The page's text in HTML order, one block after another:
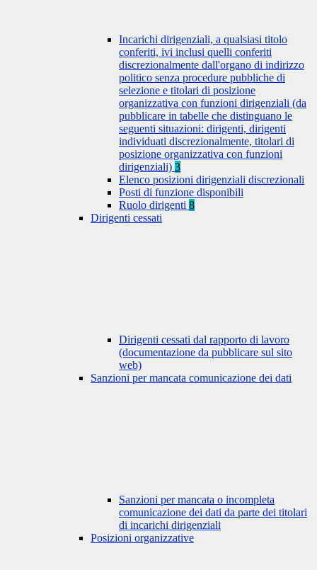
Incarichi dirigenziali, a qualsiasi titolo
conferiti, ivi inclusi quelli conferiti
discrezionalmente dall'organo di indirizzo
politico senza procedure pubbliche di
selezione e titolari di posizione
organizzativa con funzioni dirigenziali (da
pubblicare in tabelle che distinguano le
seguenti situazioni: dirigenti, dirigenti
individuati discrezionalmente, titolari di
posizione organizzativa con funzioni
dirigenziali) 3
Elenco posizioni dirigenziali discrezionali
Posti di funzione disponibili
Ruolo dirigenti 8
Dirigenti cessati
Dirigenti cessati dal rapporto di lavoro
(documentazione da pubblicare sul sito
web)
Sanzioni per mancata comunicazione dei dati
Sanzioni per mancata o incompleta
comunicazione dei dati da parte dei titolari
di incarichi dirigenziali
Posizioni organizzative